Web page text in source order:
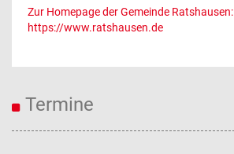
Zur Homepage der Gemeinde Ratshausen:
https://www.ratshausen.de
Termine